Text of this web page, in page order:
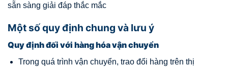
sẵn sàng giải đáp thắc mắc
Một số quy định chung và lưu ý
Quy định đối với hàng hóa vận chuyển
Trong quá trình vận chuyển, trao đổi hàng trên thị